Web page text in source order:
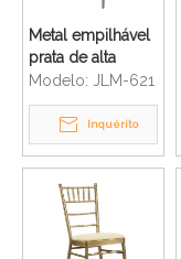
Metal empilhável
prata de alta
qualidade com
almofada cadeira
Chiavari de
casamento
Modelo: JLM-621
Inquérito